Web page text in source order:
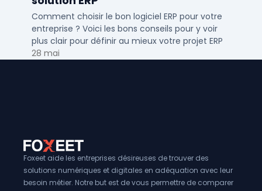
Comment choisir le bon logiciel ERP pour votre
entreprise ? Voici les bons conseils pour y voir
plus clair pour définir au mieux votre projet ERP
28 mai
Foxeet aide les entreprises désireuses de trouver des
solutions numériques et digitales en adéquation avec leur
besoin métier. Notre but est de vous permettre de comparer